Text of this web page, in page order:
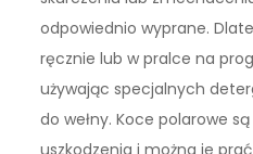
odpowiednio wyprane.
ręcznie lub w pralce na
używając specjalnych
do wełny. Koce polarowe